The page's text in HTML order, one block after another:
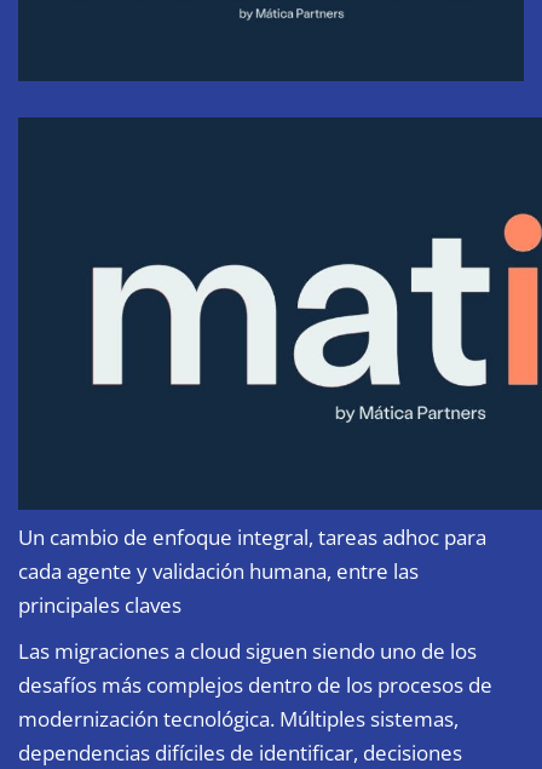
Un cambio de enfoque integral, tareas adhoc para
cada agente y validación humana, entre las
principales claves
Las migraciones a cloud siguen siendo uno de los
desafíos más complejos dentro de los procesos de
modernización tecnológica. Múltiples sistemas,
dependencias difíciles de identificar, decisiones